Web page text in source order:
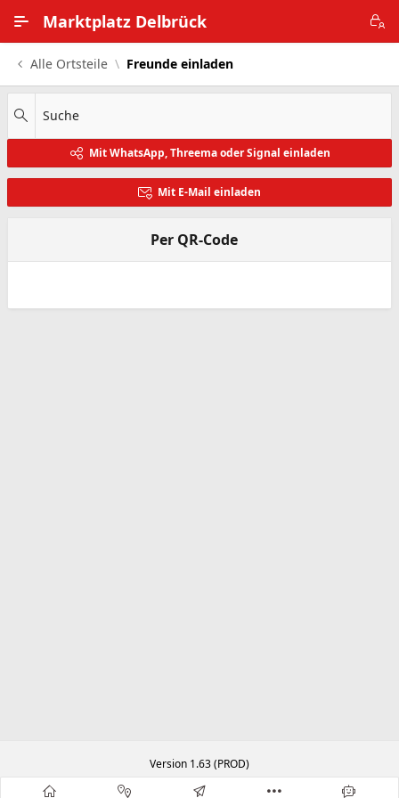
Marktplatz Delbrück
Alle Ortsteile
Impressum
Nutzungsbedingungen
Alle Ortsteile Freunde einladen
Suche
Mit WhatsApp, Threema oder Signal einladen
Mit E-Mail einladen
Per QR-Code
Version 1.63 (PROD)